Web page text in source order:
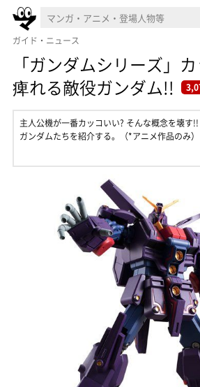
ガイド・ニュース
「ガンダムシリーズ」
痺れる敵役ガンダム!!
主人公機が一番カッコいい? そんな概念を壊す
ガンダムたちを紹介する。（*アニメ作品のみ）